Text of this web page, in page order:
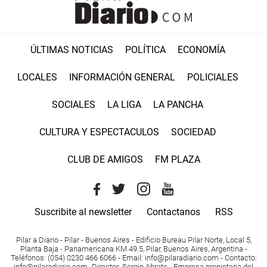
ÚLTIMAS NOTICIAS POLÍTICA ECONOMÍA
LOCALES INFORMACIÓN GENERAL POLICIALES
SOCIALES LA LIGA LA PANCHA
CULTURA Y ESPECTACULOS SOCIEDAD
CLUB DE AMIGOS FM PLAZA
Suscribite al newsletter Contactanos RSS
Pilar a Diario - Pilar - Buenos Aires - Edificio Bureau Pilar Norte, Local 5,
Planta Baja - Panamericana KM 49.5, Pilar, Buenos Aires, Argentina -
Teléfonos: (054) 0230 466 6066 - Email : info@pilaradiario.com - Contacto: